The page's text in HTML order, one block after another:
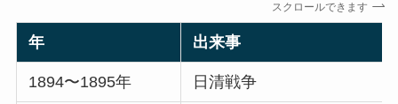
スクロールできます
年 出来事
1894〜1895年 日清戦争